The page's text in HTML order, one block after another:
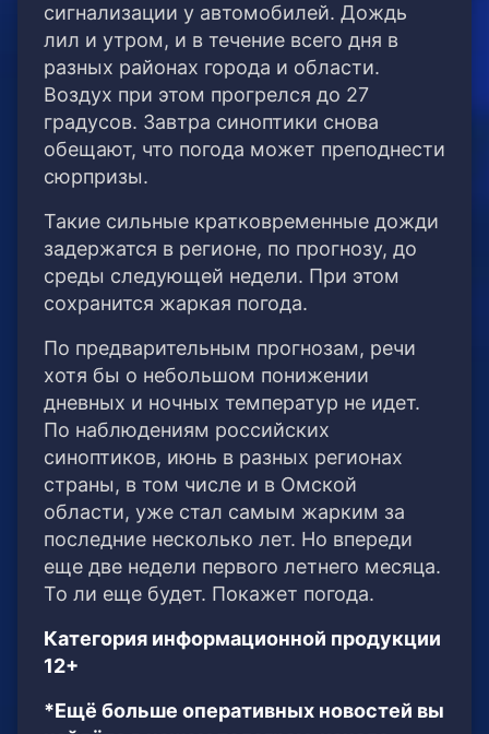
сигнализации у автомобилей. Дождь
лил и утром, и в течение всего дня в
разных районах города и области.
Воздух при этом прогрелся до 27
градусов. Завтра синоптики снова
обещают, что погода может преподнести
сюрпризы.
Такие сильные кратковременные дожди
задержатся в регионе, по прогнозу, до
среды следующей недели. При этом
сохранится жаркая погода.
По предварительным прогнозам, речи
хотя бы о небольшом понижении
дневных и ночных температур не идет.
По наблюдениям российских
синоптиков, июнь в разных регионах
страны, в том числе и в Омской
области, уже стал самым жарким за
последние несколько лет. Но впереди
еще две недели первого летнего месяца.
То ли еще будет. Покажет погода.
Категория информационной продукции
12+
*Ещё больше оперативных новостей вы